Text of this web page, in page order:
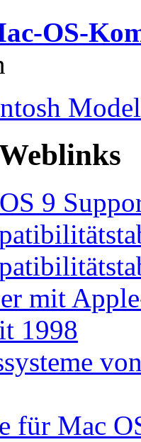
OS-
9
mit
1998
für Mac